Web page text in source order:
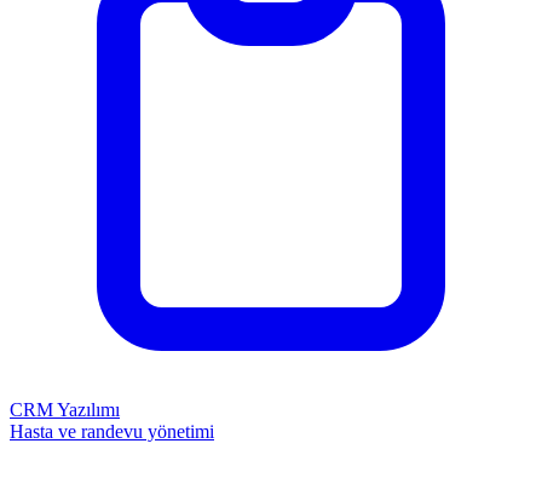
CRM Yazılımı
Hasta ve randevu yönetimi